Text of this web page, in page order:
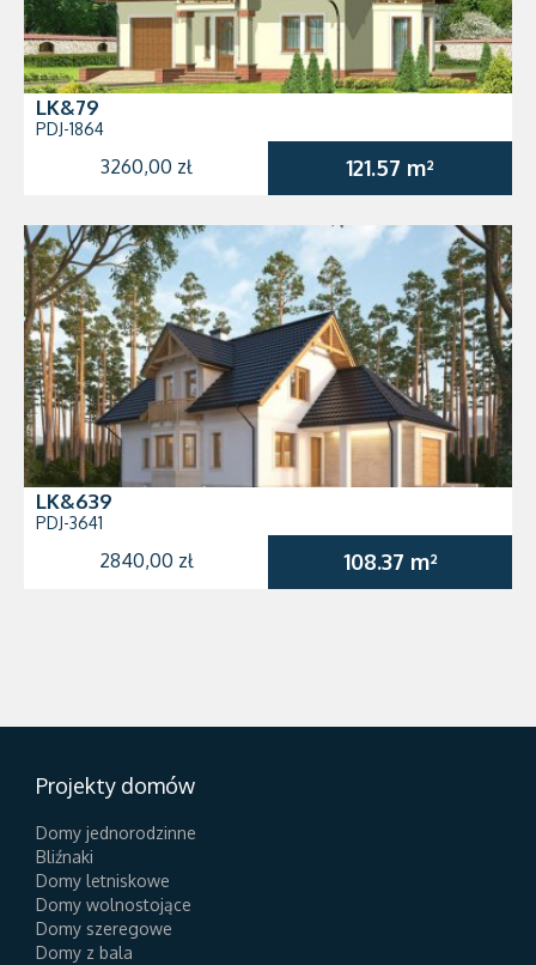
LK&79
PDJ-1864
3260,00 zł 121.57 m²
LK&639
PDJ-3641
2840,00 zł 108.37 m²
Projekty domów
Domy jednorodzinne
Bliźnaki
Domy letniskowe
Domy wolnostojące
Domy szeregowe
Domy z bala